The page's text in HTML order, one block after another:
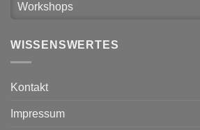
Workshops
WISSENSWERTES
Kontakt
Impressum